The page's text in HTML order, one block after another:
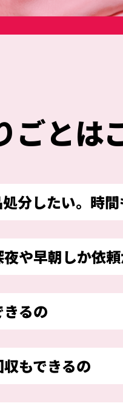
ごとは
分したい。時
や早朝しか依
るの
もできるの